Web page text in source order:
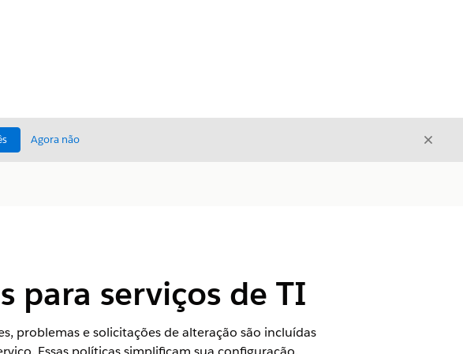
Agora não Fechar
para serviços de TI
problemas e solicitações de alteração são incluídas